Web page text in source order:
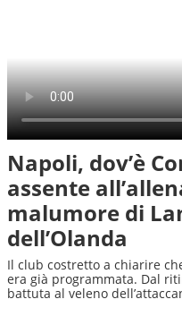
Napoli, dov’è
assente
malumore di
dell’Olanda
Il club costretto a chiarire
era già programmata. Dal
battuta al veleno